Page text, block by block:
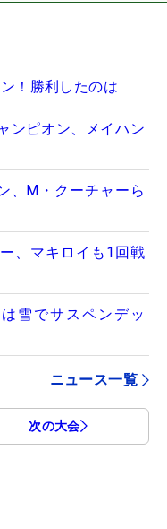
！勝利したのは
ンピオン、メイハン
、M・クーチャーら
、マキロイも1回戦
雪でサスペンデッ
ニュース一覧
次の大会